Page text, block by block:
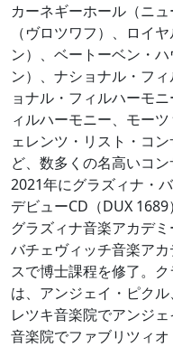
カーネギーホール（ニ
（ヴロツワフ）、ロイ
ン）、ベートーベン・
ン）、ナショナル・フ
ョナル・フィルハーモ
ィルハーモニー、モー
ェレンツ・リスト・コ
ど、数多くの名高いコン
2021年にグラズィナ・
デビューCD（DUX 1689
グラズィナ音楽アカデ
バチェヴィッチ音楽ア
スで博士課程を修了。
は、アンジェイ・ピク
レツキ音楽院でアンジ
音楽院でファブリツィ